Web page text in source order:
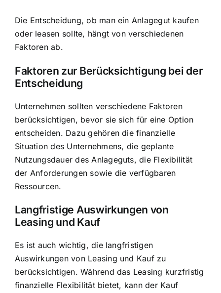
Die Entscheidung, ob man ein Anlagegut kaufen
oder leasen sollte, hängt von verschiedenen
Faktoren ab.
Faktoren zur Berücksichtigung bei der
Entscheidung
Unternehmen sollten verschiedene Faktoren
berücksichtigen, bevor sie sich für eine Option
entscheiden. Dazu gehören die finanzielle
Situation des Unternehmens, die geplante
Nutzungsdauer des Anlageguts, die Flexibilität
der Anforderungen sowie die verfügbaren
Ressourcen.
Langfristige Auswirkungen von
Leasing und Kauf
Es ist auch wichtig, die langfristigen
Auswirkungen von Leasing und Kauf zu
berücksichtigen. Während das Leasing kurzfristig
finanzielle Flexibilität bietet, kann der Kauf